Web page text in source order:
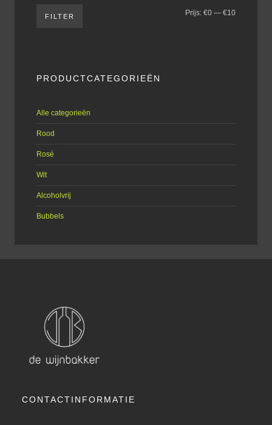
FILTER Prijs: €0 — €10
PRODUCTCATEGORIEËN
Alle categorieën
Rood
Rosé
Wit
Alcoholvrij
Bubbels
CONTACTINFORMATIE